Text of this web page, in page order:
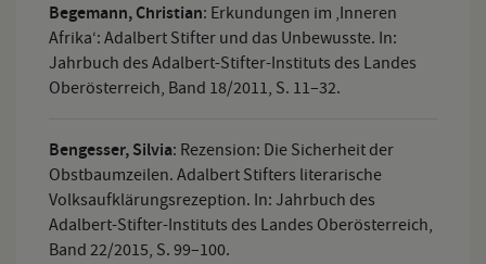
Begemann, Christian: Erkundungen im ‚Inneren
Afrika‘: Adalbert Stifter und das Unbewusste. In:
Jahrbuch des Adalbert-Stifter-Instituts des Landes
Oberösterreich, Band 18/2011, S. 11–32.
Bengesser, Silvia: Rezension: Die Sicherheit der
Obstbaumzeilen. Adalbert Stifters literarische
Volksaufklärungsrezeption. In: Jahrbuch des
Adalbert-Stifter-Instituts des Landes Oberösterreich,
Band 22/2015, S. 99–100.